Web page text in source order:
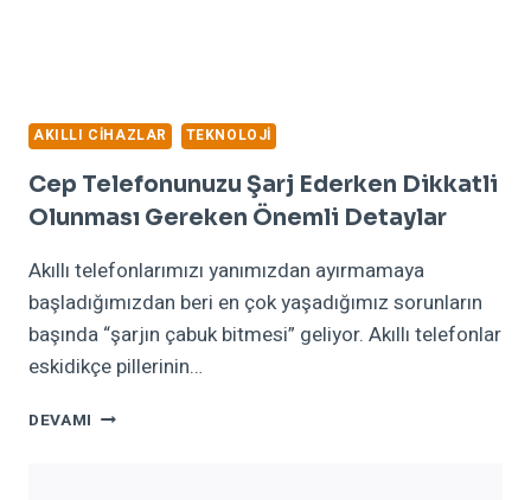
AKILLI CIHAZLAR TEKNOLOJI
Cep Telefonunuzu Şarj Ederken Dikkatli
Olunması Gereken Önemli Detaylar
Akıllı telefonlarımızı yanımızdan ayırmamaya
başladığımızdan beri en çok yaşadığımız sorunların
başında “şarjın çabuk bitmesi” geliyor. Akıllı telefonlar
eskidikçe pillerinin…
DEVAMI CEP